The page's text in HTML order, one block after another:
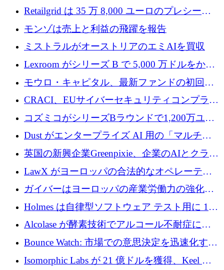
100万ユーロを確保
Retailgrid は 35 万 8,000 ユーロのプレシード
ラウンドで小売業のスプレッドシートをター
ゲットにしています
モンゾは売上と利益の飛躍を報告
ミストラルがオーストリアのエミAIを買収
Lexroom がシリーズ B で 5,000 万ドルをかけ
てヨーロッパ大陸法用の法律 AI を構築
モウロ・キャピタル、最新ファンドの初回ク
ローズで4億ドルを確保
CRACI、EUサイバーセキュリティコンプライ
アンスプラットフォームのために140万ユーロ
コズミコがシリーズBラウンドで1,200万ユー
ロを調達
Dust がエンタープライズ AI 用の「マルチプ
レイヤー」オペレーティング システムを構築
するシリーズ B で 4,000 万ドルを調達
英国の新興企業Greenpixie、企業のAIとクラウ
ドのエネルギー無駄を削減するために470万ポ
ンドを調達
LawX がヨーロッパの合法的なオペレーティ
ング システムを構築するために 750 万ユーロ
を調達
ガイバーはヨーロッパの産業労働力の強化に
貢献するために 140 万ユーロを獲得
Holmes は自律型ソフトウェア テスト用に 110
万ユーロのプレシードを提供して開始
Alcolase が酵素技術でアルコール不耐症に取
り組むために 150 万ユーロを調達
Bounce Watch: 市場での意思決定を迅速化する
ためのインテリジェンス層を構築する
Isomorphic Labs が 21 億ドルを獲得、Keel の